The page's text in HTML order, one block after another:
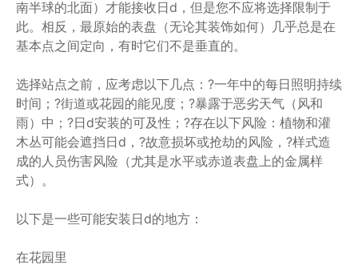
南半球的北面）才能接收日d，但是您不应将选择限制于
此。相反，最原始的表盘（无论其装饰如何）几乎总是在
基本点之间定向，有时它们不是垂直的。
选择站点之前，应考虑以下几点：?一年中的每日照明持续
时间；?街道或花园的能见度；?暴露于恶劣天气（风和
雨）中；?日d安装的可及性；?存在以下风险：植物和灌
木丛可能会遮挡日d，?故意损坏或抢劫的风险，?样式造
成的人员伤害风险（尤其是水平或赤道表盘上的金属样
式）。
以下是一些可能安装日d的地方：
在花园里